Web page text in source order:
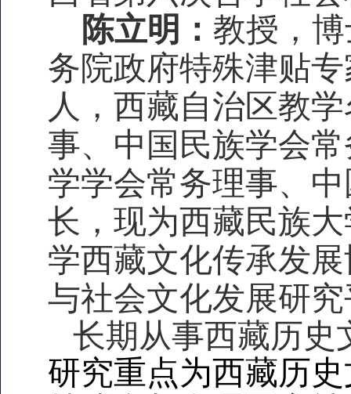
陈立明： 教授，
务院政府特殊津贴
人，西藏自治区教
事、中国民族学会
学学会常务理事、
长，现为西藏民族
学西藏文化传承发
与社会文化发展研
长期从事西藏历史
研究重点为西藏历